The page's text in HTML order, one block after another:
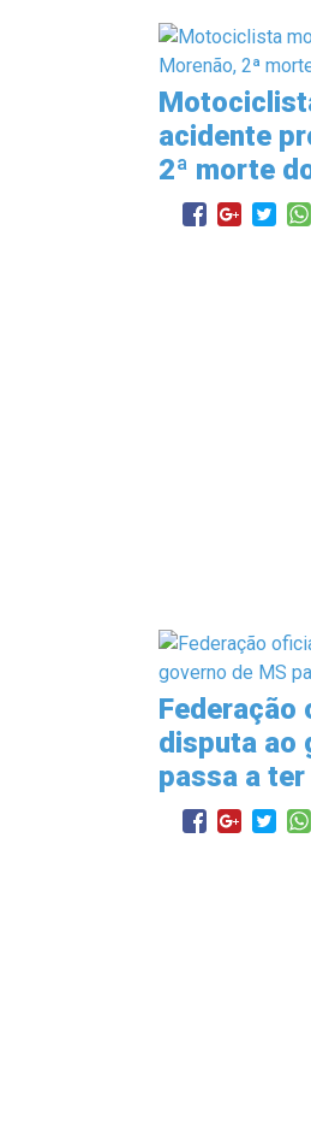
acidente
2ª morte
Federação
disputa ao
passa a